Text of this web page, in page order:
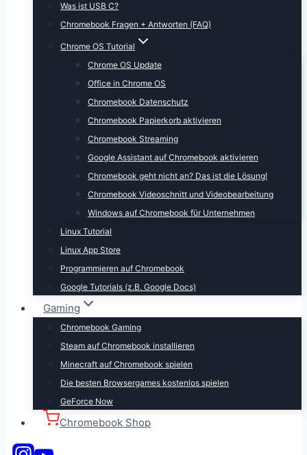
Was ist USB C?
Chromebook Fragen + Antworten (FAQ)
Chrome OS Tutorial
Chrome OS Update
Office in Chrome OS
Chromebook Datenschutz
Chromebook Papierkorb aktivieren
Chromebook Streaming
Google Assistant auf Chromebook aktivieren
Chromebook geht nicht an? Das ist die Lösung!
Chromebook Videoschnitt und Videobearbeitung
Windows auf Chromebook für Unternehmen
Linux Tutorial
Linux App Store
Programmieren auf Chromebook
Google Tutorials (z.B. Google Docs)
Gaming
Chromebook Gaming
Steam auf Chromebook installieren
Minecraft auf Chromebook spielen
Die besten Browsergames kostenlos spielen
GeForce Now
Chromebook Shop